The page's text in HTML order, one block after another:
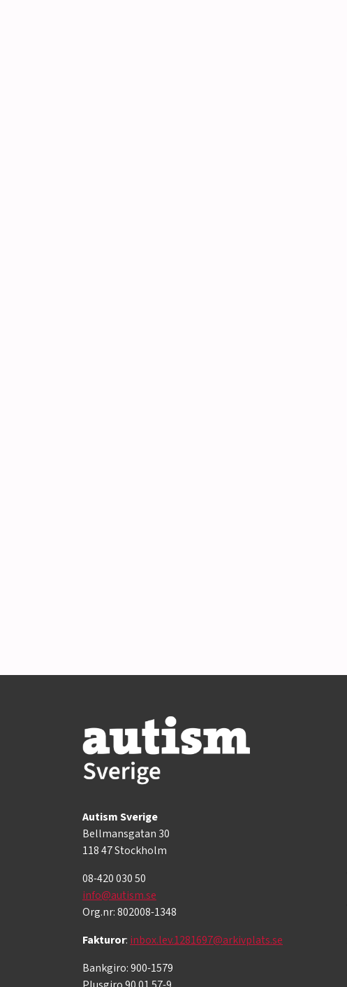
Autism Sverige
Bellmansgatan 30
118 47 Stockholm
08-420 030 50
info@autism.se
Org.nr: 802008-1348
Fakturor:inbox.lev.1281697@arkivplats.se
Bankgiro: 900-1579